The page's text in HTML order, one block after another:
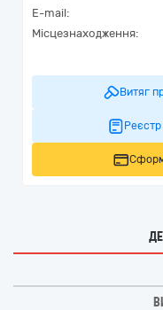
E-mail:
Місцезнаходження:
Витяг